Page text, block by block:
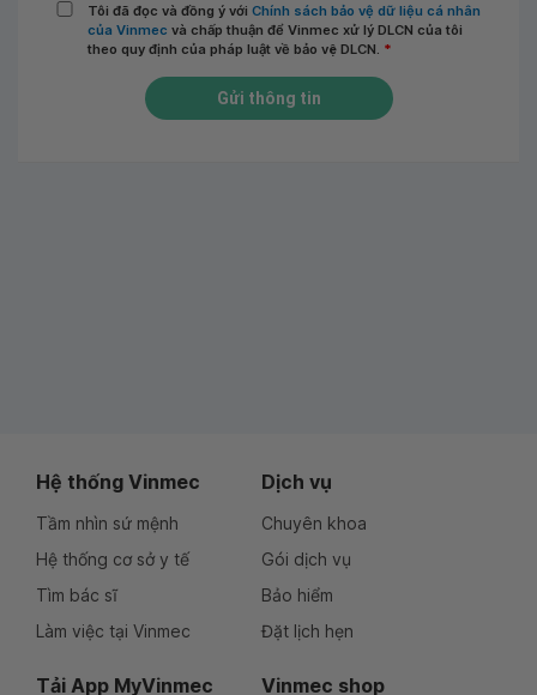
Tôi đã đọc và đồng ý với Chính sách bảo vệ dữ liệu cá nhân
của Vinmec và chấp thuận để Vinmec xử lý DLCN của tôi
theo quy định của pháp luật về bảo vệ DLCN. *
Gửi thông tin
Hệ thống Vinmec
Tầm nhìn sứ mệnh
Hệ thống cơ sở y tế
Tìm bác sĩ
Làm việc tại Vinmec
Dịch vụ
Chuyên khoa
Gói dịch vụ
Bảo hiểm
Đặt lịch hẹn
Tải App MyVinmec Vinmec shop